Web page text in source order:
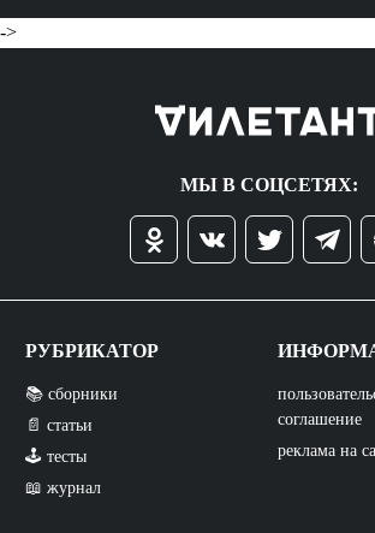
->
МЫ В СОЦСЕТЯХ:
РУБРИКАТОР
📚 сборники
📄 статьи
🕹️ тесты
📖 журнал
соглашение
реклама на